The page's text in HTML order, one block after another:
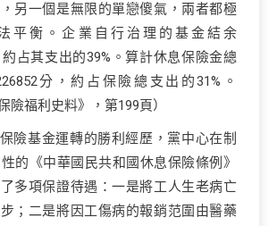
另一個是無限的單戀傻氣，兩者都極
平衡。企業自行治理的基金結余
約占其支出的39%。算計休息保險金總
分，約占保險總支出的31%。
險福利史料》，第199頁）
險基金運轉的勝利經歷，黨中心在制
的《中華國民共和國休息保險條例》
多項保證待遇：一是將工人生老病亡
；二是將因工傷病的報銷范圍由醫藥